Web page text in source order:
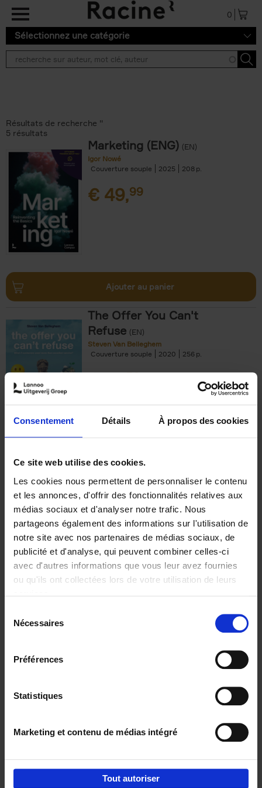
Consentement Détails À propos des cookies
Ce site web utilise des cookies.
Les cookies nous permettent de personnaliser le contenu
et les annonces, d'offrir des fonctionnalités relatives aux
médias sociaux et d'analyser notre trafic. Nous
partageons également des informations sur l'utilisation de
notre site avec nos partenaires de médias sociaux, de
publicité et d'analyse, qui peuvent combiner celles-ci
avec d'autres informations que vous leur avez fournies
ou qu'ils ont collectées lors de votre utilisation de leurs
Nécessaires
Préférences
Statistiques
Marketing et contenu de médias intégré
Tout autoriser
Aller au contenu principal
0
Sélectionnez une catégorie
Résultats de recherche ''
5 résultats
Marketing (ENG) (EN)
Igor Nowé
Couverture souple
2025 208
€ 49,99
Ajouter au panier
The Offer You Can't
Refuse (EN)
Steven Van Belleghem
Couverture souple
2020 256
€37,50
Building Bonds = Building
Business
Jochen Roef Jozefien De Feyter
Carolien Boom
Couverture souple
2025 200
€29,99
Digital marketing like a PRO -
completely revised edition (EN)